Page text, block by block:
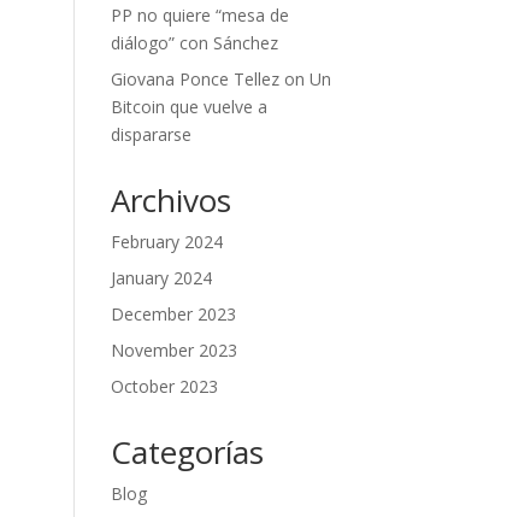
PP no quiere “mesa de
diálogo” con Sánchez
Giovana Ponce Tellez onUn
Bitcoin que vuelve a
dispararse
Archivos
February 2024
January 2024
December 2023
November 2023
October 2023
Categorías
Blog